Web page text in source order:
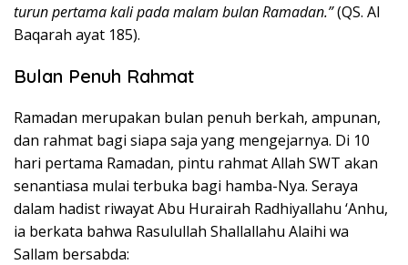
turun pertama kali pada malam bulan Ramadan.”(QS. Al
Baqarah ayat 185).
Bulan Penuh Rahmat
Ramadan merupakan bulan penuh berkah, ampunan,
dan rahmat bagi siapa saja yang mengejarnya. Di 10
hari pertama Ramadan, pintu rahmat Allah SWT akan
senantiasa mulai terbuka bagi hamba-Nya. Seraya
dalam hadist riwayat Abu Hurairah Radhiyallahu ‘Anhu,
ia berkata bahwa Rasulullah Shallallahu Alaihi wa
Sallam bersabda: